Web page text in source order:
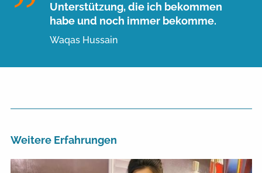
Unterstützung, die ich bekommen
habe und noch immer bekomme.
Waqas Hussain
Weitere Erfahrungen